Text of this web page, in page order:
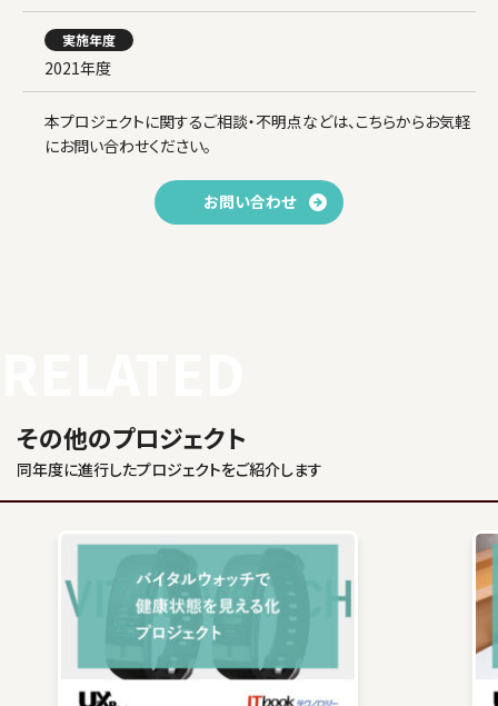
実施年度
2021年度
本プロジェクトに関するご相談・不明点などは、こちらからお気軽
にお問い合わせください。
お問い合わせ
その他のプロジェクト
同年度に進行したプロジェクトをご紹介します